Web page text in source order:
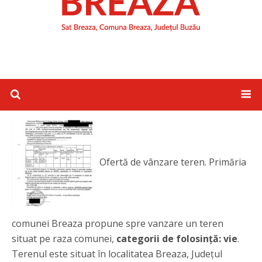
Ofertă de vânzare teren. Primăria
comunei Breaza propune spre vanzare un teren
situat pe raza comunei, categorii de folosință: vie.
Terenul este situat în localitatea Breaza, Județul